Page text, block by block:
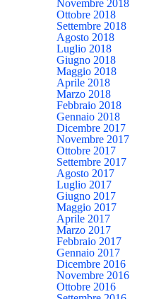
Novembre 2018
Ottobre 2018
Settembre 2018
Agosto 2018
Luglio 2018
Giugno 2018
Maggio 2018
Aprile 2018
Marzo 2018
Febbraio 2018
Gennaio 2018
Dicembre 2017
Novembre 2017
Ottobre 2017
Settembre 2017
Agosto 2017
Luglio 2017
Giugno 2017
Maggio 2017
Aprile 2017
Marzo 2017
Febbraio 2017
Gennaio 2017
Dicembre 2016
Novembre 2016
Ottobre 2016